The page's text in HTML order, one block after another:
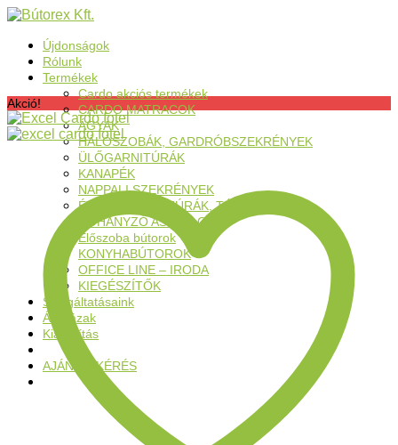
Újdonságok
Rólunk
Termékek
Cardo akciós termékek
CARDO MATRACOK
ÁGYAK
HÁLÓSZOBÁK, GARDRÓBSZEKRÉNYEK
ÜLŐGARNITÚRÁK
KANAPÉK
NAPPALI SZEKRÉNYEK
ÉTKEZŐGARNITÚRÁK, TÁLALÓK
DOHÁNYZÓ ASZTALOK
Előszoba bútorok
KONYHABÚTOROK
OFFICE LINE – IRODA
KIEGÉSZÍTŐK
Szolgáltatásaink
Áruházak
Kiárusítás
AJÁNLATKÉRÉS
Akció!